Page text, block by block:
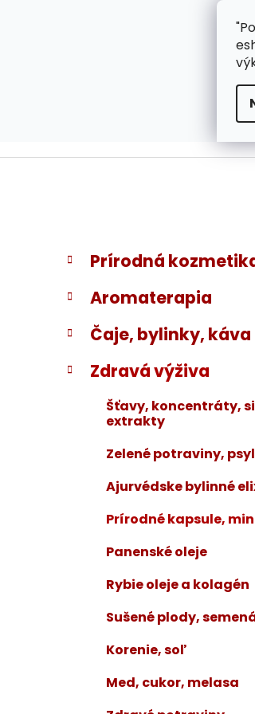
B
č
ý
a
Preskočiť
kategórie
K
a
t
e
ó
i
Prírodná
Aromaterapia
Čaje, bylinky, káva
Zdravá výživa
Šťavy, koncentráty,
extrakty
Zelené potraviny,
Ajurvédske bylinné
Prírodné kapsule,
Panenské oleje
Rybie oleje a kolagén
Sušené plody,
Korenie, soľ
Med, cukor, melasa